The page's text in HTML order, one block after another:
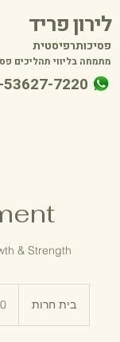
לירון פריד
7220
פסיכותרפיסטית
מתמחה בליווי תהליכים
& Strength
בית חרות